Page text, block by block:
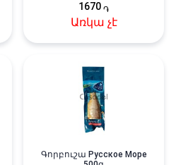
1670 ֏
Առկա չէ
Գորբուշա Русское Море